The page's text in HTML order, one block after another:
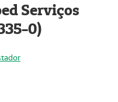
Serviços
0)